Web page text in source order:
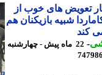
های خوب از
شبیه بازیکنان هم
22 ماه پیش - چهارشنبه